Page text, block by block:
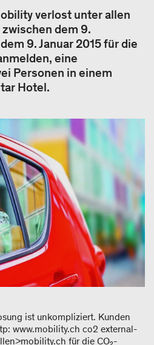
verlost unter allen
dem 9.
9. Januar 2015 für die
eine
Personen in einem
Hotel.
ist unkompliziert. Kunden
www.mobility.ch co2 external-
für die CO₂-